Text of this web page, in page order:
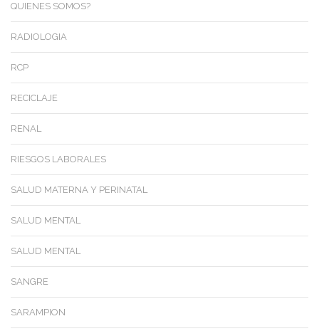
QUIENES SOMOS?
RADIOLOGIA
RCP
RECICLAJE
RENAL
RIESGOS LABORALES
SALUD MATERNA Y PERINATAL
SALUD MENTAL
SALUD MENTAL
SANGRE
SARAMPION